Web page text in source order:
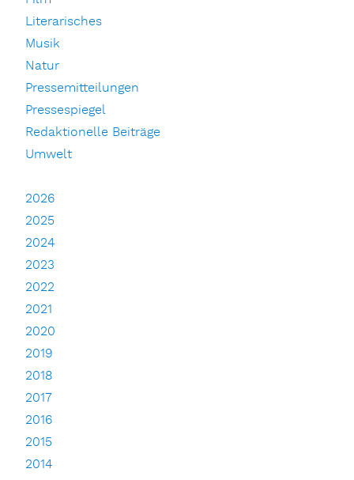
Literarisches
Musik
Natur
Pressemitteilungen
Pressespiegel
Redaktionelle Beiträge
Umwelt
2026
2025
2024
2023
2022
2021
2020
2019
2018
2017
2016
2015
2014